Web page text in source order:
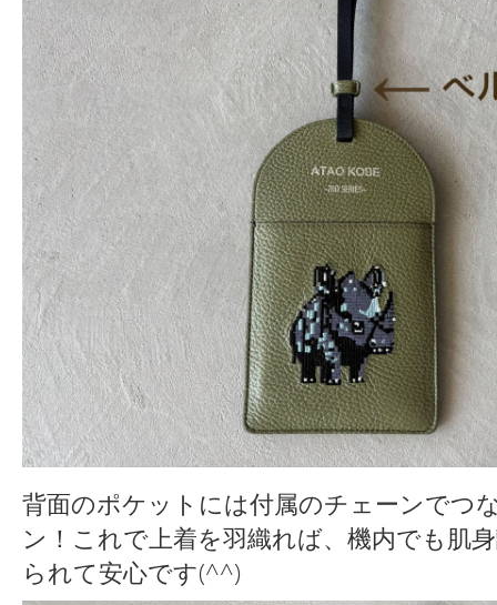
背面のポケットには付属のチェーンでつ
ン！これで上着を羽織れば、機内でも肌
られて安心です(^^)